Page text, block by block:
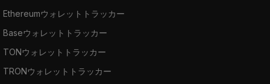
Ethereumウォレットトラッカー
Baseウォレットトラッカー
TONウォレットトラッカー
TRONウォレットトラッカー